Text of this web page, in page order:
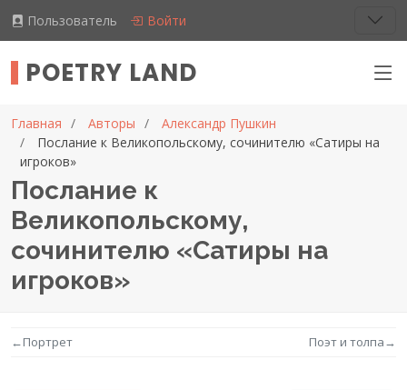
Пользователь Войти
POETRY LAND
Главная Авторы
Александр Пушкин
Послание к Великопольскому, сочинителю «Сатиры на
игроков»
Послание к
Великопольскому,
сочинителю «Сатиры на
игроков»
←Портрет Поэт и толпа→